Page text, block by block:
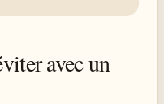
avec un